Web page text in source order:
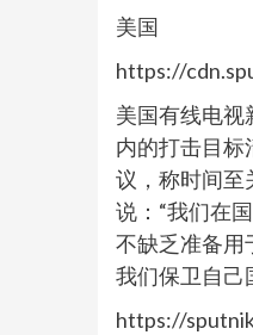
美国
https://
美国有线电
内的打击目标
议，称时间至
说：“我们在
不缺乏准备用
我们保卫自己
https://